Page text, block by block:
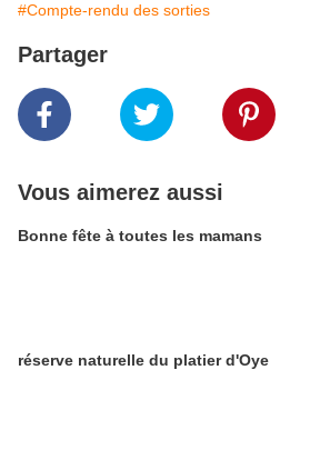
#Compte-rendu des sorties
Partager
Vous aimerez aussi
Bonne fête à toutes les mamans
réserve naturelle du platier d'Oye